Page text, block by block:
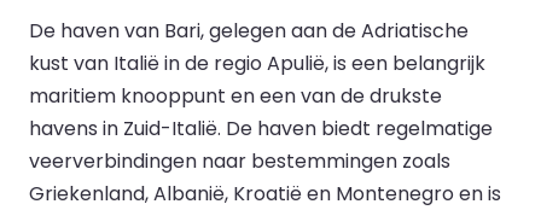
De haven van Bari, gelegen aan de Adriatische
kust van Italië in de regio Apulië, is een belangrijk
maritiem knooppunt en een van de drukste
havens in Zuid-Italië. De haven biedt regelmatige
veerverbindingen naar bestemmingen zoals
Griekenland, Albanië, Kroatië en Montenegro en is